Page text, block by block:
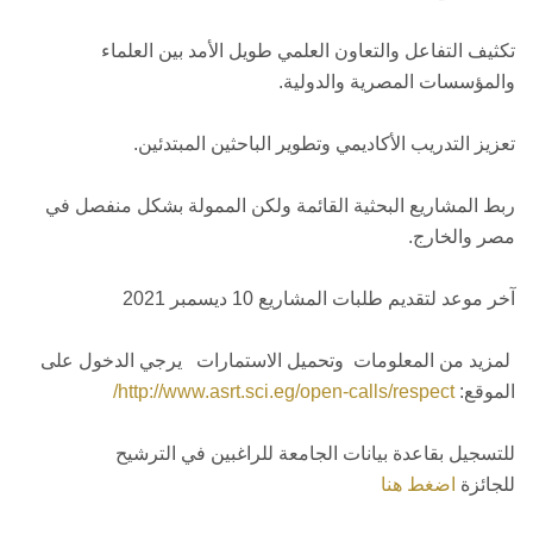
تكثيف التفاعل والتعاون العلمي طويل الأمد بين العلماء
والمؤسسات المصرية والدولية.
تعزيز التدريب الأكاديمي وتطوير الباحثين المبتدئين.
ربط المشاريع البحثية القائمة ولكن الممولة بشكل منفصل في
مصر والخارج.
آخر موعد لتقديم طلبات المشاريع 10 ديسمبر 2021
لمزيد من المعلومات وتحميل الاستمارات يرجي الدخول على
الموقع:http://www.asrt.sci.eg/open-calls/respect/
للتسجيل بقاعدة بيانات الجامعة للراغبين في الترشيح
للجائزة اضغط هنا